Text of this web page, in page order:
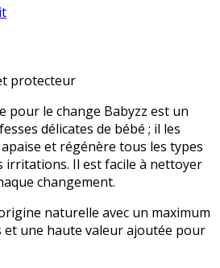
protecteur
pour le change Babyzz est un
délicates de bébé ; il les
et régénère tous les types
irritations. Il est facile à nettoyer
changement.
naturelle avec un maximum
et une haute valeur ajoutée pour